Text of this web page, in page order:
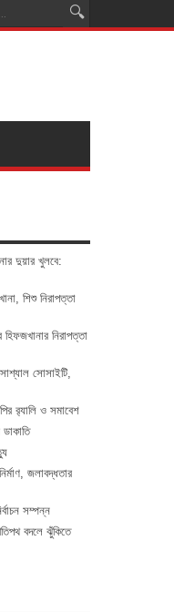
দুয়ার খুলবে:
শিশু নিরাপত্তা
নিরাপত্তা
সোসাইটি,
র‌্যালি ও সমাবেশ
জলাবদ্ধতার
সম্পন্ন
বদলে ঝুঁকিতে